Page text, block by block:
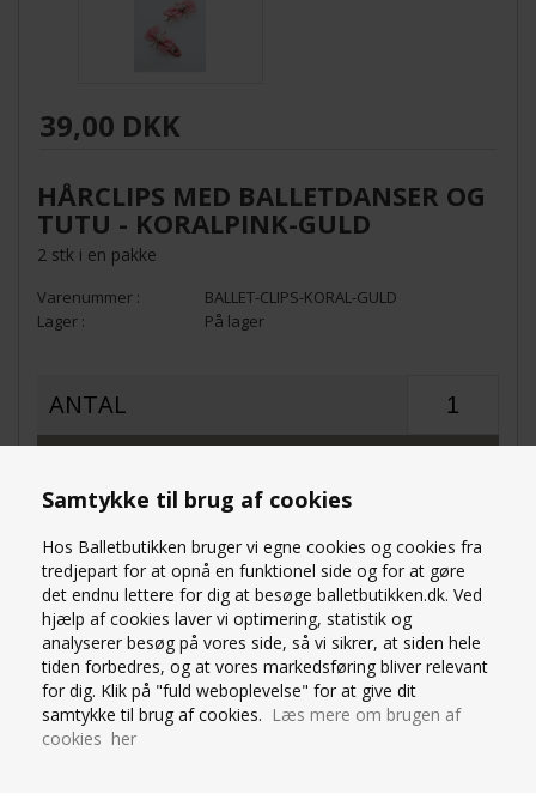
Samtykke til brug af cookies
Hos Balletbutikken bruger vi egne cookies og cookies fra
tredjepart for at opnå en funktionel side og for at gøre
det endnu lettere for dig at besøge balletbutikken.dk. Ved
hjælp af cookies laver vi optimering, statistik og
analyserer besøg på vores side, så vi sikrer, at siden hele
tiden forbedres, og at vores markedsføring bliver relevant
for dig. Klik på "fuld weboplevelse" for at give dit
samtykke til brug af cookies. Læs mere om brugen af
cookies her
39,00 DKK
HÅRCLIPS MED BALLETDANSER OG
TUTU - KORALPINK-GULD
2 stk i en pakke
BALLET-CLIPS-KORAL-GULD
På lager
ANTAL
OM PRODUKTET
SPØRG OS
Små søde koral-guld hårspænder med balletdanser
og tutu. 4,8 CM. Farven kan svinge lidt både på tutu